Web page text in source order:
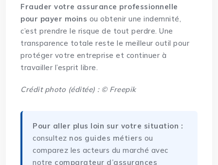
Frauder votre assurance professionnelle
pour payer moins ou obtenir une indemnité,
c’est prendre le risque de tout perdre. Une
transparence totale reste le meilleur outil pour
protéger votre entreprise et continuer à
travailler l’esprit libre.
Crédit photo (éditée) : © Freepik
Pour aller plus loin sur votre situation :
consultez nos guides métiers ou
comparez les acteurs du marché avec
notre comparateur d’assurances